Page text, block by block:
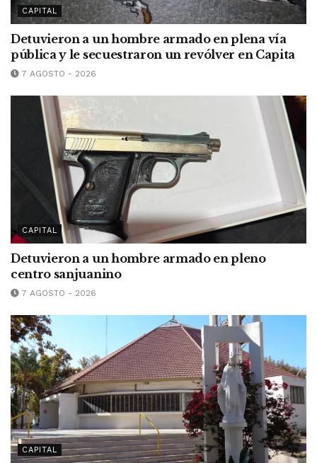
CAPITAL
Detuvieron a un hombre armado en plena vía
pública y le secuestraron un revólver en Capita
7 AGOSTO - 2026
CAPITAL
Detuvieron a un hombre armado en pleno
centro sanjuanino
7 AGOSTO - 2026
CAPITAL